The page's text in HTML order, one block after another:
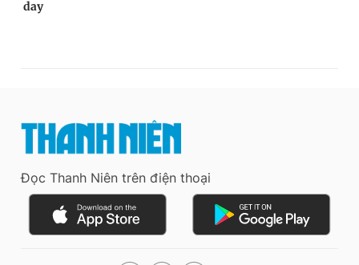
Đọc Thanh Niên trên điện thoại